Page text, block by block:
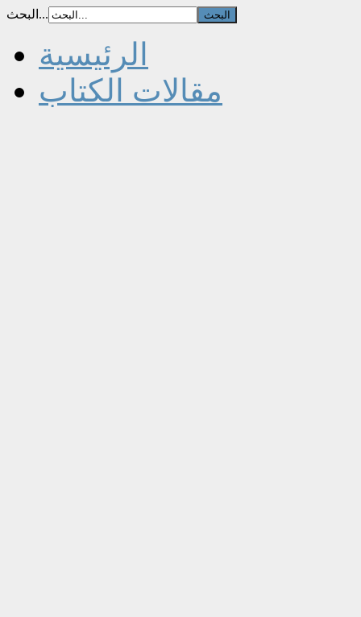
البحث...
الرئيسية
مقالات الكتاب